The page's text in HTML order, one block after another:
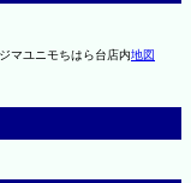
マユニモちはら台店内地図